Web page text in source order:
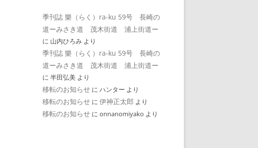
季刊誌 樂（らく）ra-ku 59号 長崎の
道ーみさき道 茂木街道 浦上街道ー
に 山内ひろみ より
季刊誌 樂（らく）ra-ku 59号 長崎の
道ーみさき道 茂木街道 浦上街道ー
に 半田弘美 より
移転のお知らせ に ハンター より
移転のお知らせ に 伊神正太郎 より
移転のお知らせ に onnanomiyako より